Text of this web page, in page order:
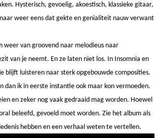
Hysterisch, gevoelig, akoestisch, klassieke gitaar,
weer eens dat gekte en genialiteit nauw verwant
weer van groovend naar melodieus naar
van je neemt. En ze laten niet los. In Insomnia en
blijft luisteren naar sterk opgebouwde composities.
dan ik in eerste instantie ook maar kon vermoeden.
en zeker nog vaak gedraaid mag worden. Hoewel
beleefd, gevoeld moet worden. Zie het album als
hebben en een verhaal weten te vertellen.